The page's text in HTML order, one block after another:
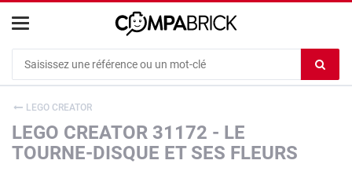
le
LEGO CREATOR
LEGO CREATOR 31172 - LE
TOURNE-DISQUE ET SES FLEURS
Cookies management panel